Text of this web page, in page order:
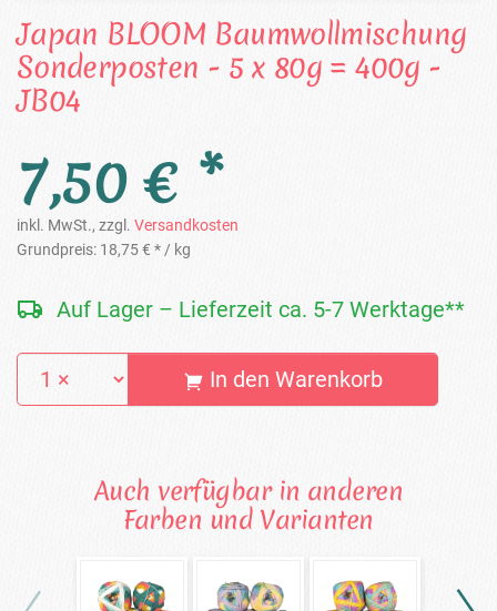
Japan BLOOM Baumwollmischung
Sonderposten - 5 x 80g = 400g -
JB04
7,50 € *
inkl. MwSt., zzgl. Versandkosten
Grundpreis: 18,75 € * / kg
Auf Lager – Lieferzeit ca. 5-7 Werktage**
In den Warenkorb
Auch verfügbar in anderen
Farben und Varianten